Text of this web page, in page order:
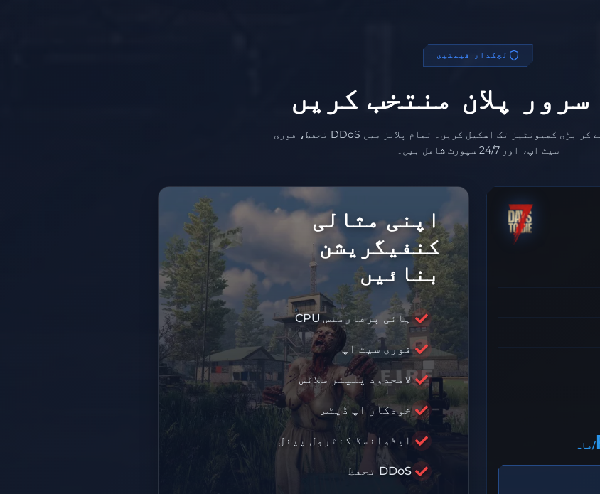
لچکدار قیمتیں
سرور پلان منتخب کریں
چھوٹے گروپس سے لے کر بڑی کمیونٹیز تک اسکیل کریں۔ تمام پلانز میں DDoS تحفظ، فوری
سیٹ اپ، اور 24/7 سپورٹ شامل ہیں۔
/ماہ
اپنی مثالی
کنفیگریشن
بنائیں
ہائی پرفارمنس CPU
فوری سیٹ اپ
لامحدود پلیئر سلاٹس
خودکار اپ ڈیٹس
ایڈوانسڈ کنٹرول پینل
DDoS تحفظ
10% ڈسکاؤنٹ کوڈ
DIS10
RABISU
پریمیم انفراسٹرکچر